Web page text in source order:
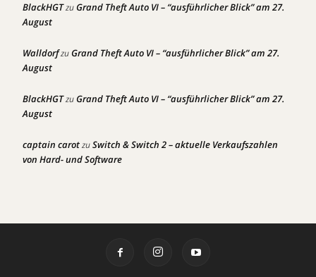
BlackHGTzuGrand Theft Auto VI – “ausführlicher Blick” am 27.
August
WalldorfzuGrand Theft Auto VI – “ausführlicher Blick” am 27.
August
BlackHGTzuGrand Theft Auto VI – “ausführlicher Blick” am 27.
August
captain carotzuSwitch & Switch 2 – aktuelle Verkaufszahlen
von Hard- und Software